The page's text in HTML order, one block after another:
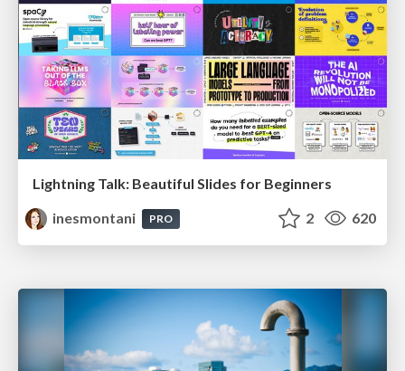
Lightning Talk: Beautiful Slides for Beginners
inesmontani
PRO 2 620